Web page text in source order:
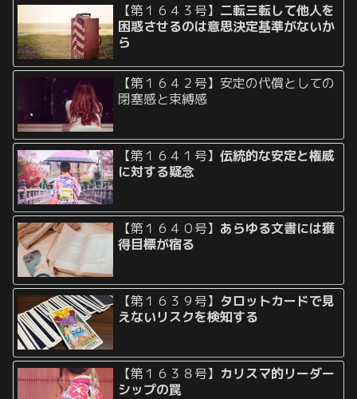
【第１６４３号】 二転三転して他人を
困惑させるのは意思決定基準がないか
ら
【第１６４２号】安定の代償としての
閉塞感と束縛感
【第１６４１号】伝統的な安定と権威
に対する疑念
【第１６４０号】 あらゆる文書には獲
得目標が宿る
【第１６３９号】 タロットカードで見
えないリスクを検知する
【第１６３８号】 カリスマ的リーダー
シップの罠